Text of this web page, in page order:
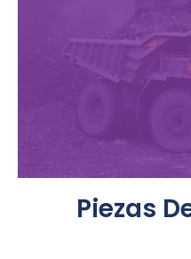
Carbón
Piezas